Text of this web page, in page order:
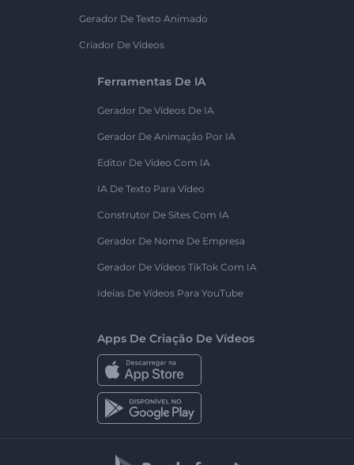
Gerador De Texto Animado
Criador De Vídeos
Ferramentas De IA
Gerador De Vídeos De IA
Gerador De Animação Por IA
Editor De Vídeo Com IA
IA De Texto Para Vídeo
Construtor De Sites Com IA
Gerador De Nome De Empresa
Gerador De Vídeos TikTok Com IA
Ideias De Vídeos Para YouTube
Apps De Criação De Vídeos